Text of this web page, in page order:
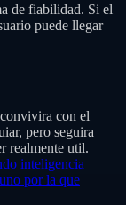
de fiabilidad. Si el
puede llegar
con el
pero seguira
realmente util.
inteligencia
por la que